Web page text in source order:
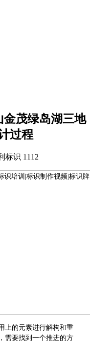
茂绿岛湖三地
过程
标识 1112
上的元素进行解构和重
需要找到一个推进的方